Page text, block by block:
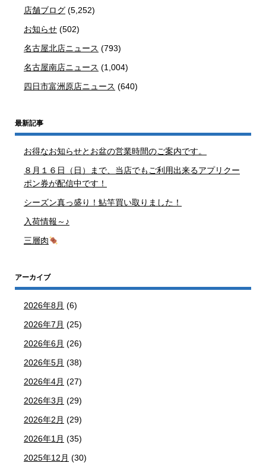
店舗ブログ (5,252)
お知らせ (502)
名古屋北店ニュース (793)
名古屋南店ニュース (1,004)
四日市富洲原店ニュース (640)
最新記事
お得なお知らせとお盆の営業時間のご案内です。
８月１６日（日）まで、当店でもご利用出来るアプリクー
ポン券が配信中です！
シーズン真っ盛り！鮎竿買い取りました！
入荷情報～♪
三層肉
アーカイブ
2026年8月 (6)
2026年7月 (25)
2026年6月 (26)
2026年5月 (38)
2026年4月 (27)
2026年3月 (29)
2026年2月 (29)
2026年1月 (35)
2025年12月 (30)